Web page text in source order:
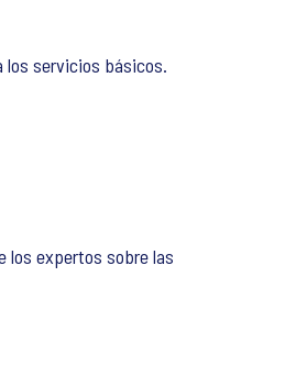
los servicios básicos.
los expertos sobre las